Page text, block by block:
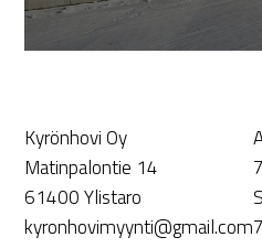
Kyrönhovi Oy
Matinpalontie 14
61400 Ylistaro
kyronhovimyynti@gmail.com